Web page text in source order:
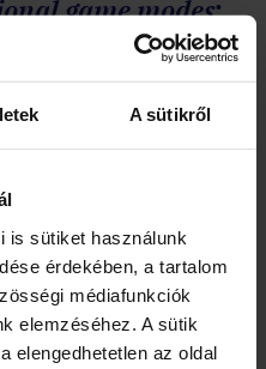
A sütikről
is sütiket használunk
érdekében, a tartalom
médiafunkciók
elemzéséhez. A sütik
elengedhetetlen az oldal
game modes: